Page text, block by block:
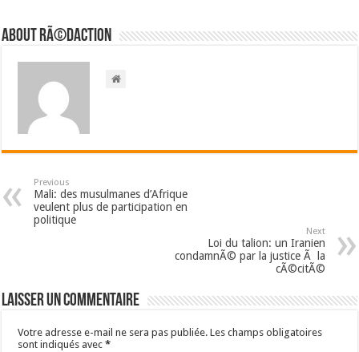
About RÃ©daction
Previous
Mali: des musulmanes d’Afrique
veulent plus de participation en
politique
Next
Loi du talion: un Iranien
condamnÃ© par la justice Ã la
cÃ©citÃ©
Laisser un commentaire
Votre adresse e-mail ne sera pas publiée. Les champs obligatoires
sont indiqués avec*